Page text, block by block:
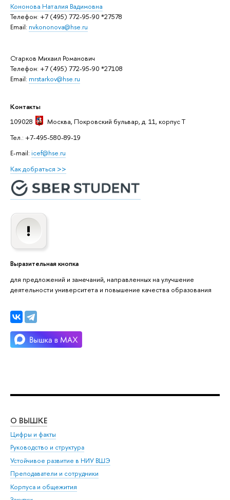
Кононова Наталия Вадимовна
Телефон: +7 (495) 772-95-90 *27578
Email: nvkononova@hse.ru
Старков Михаил Романович
Телефон: +7 (495) 772-95-90 *27108
Email: mrstarkov@hse.ru
Контакты
109028
Москва, Покровский бульвар, д. 11, корпус T
Тел.: +7-495-580-89-19
E-mail: icef@hse.ru
Как добраться >>
Выразительная кнопка
для предложений и замечаний, направленных на улучшение
деятельности университета и повышение качества образования
О ВЫШКЕ
Цифры и факты
Руководство и структура
Устойчивое развитие в НИУ ВШЭ
Преподаватели и сотрудники
Корпуса и общежития